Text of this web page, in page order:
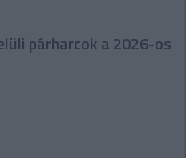
párharcok a 2026-os